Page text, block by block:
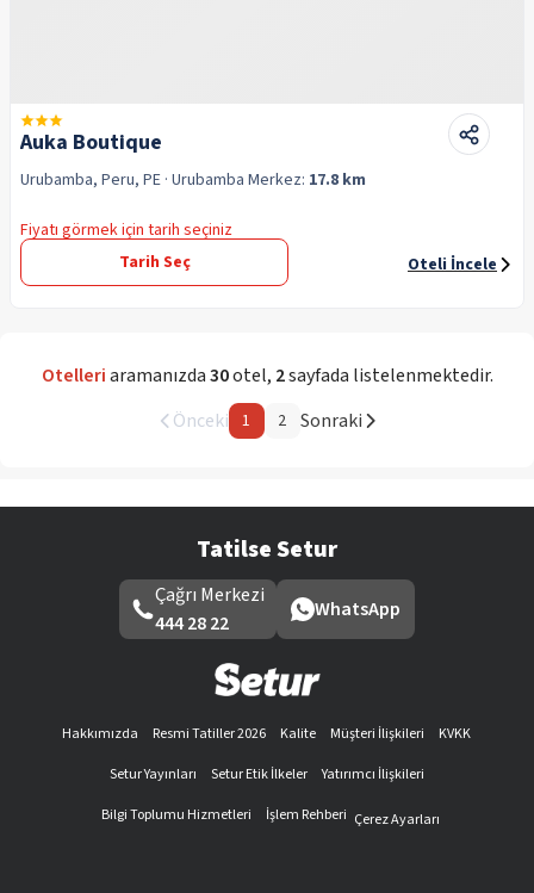
Auka Boutique
Urubamba, Peru, PE · Urubamba Merkez: 17.8 km
Fiyatı görmek için tarih seçiniz
Tarih Seç
Oteli İncele
Otelleriaramanızda30otel, 2sayfada listelenmektedir.
Önceki 1 2 Sonraki
Tatilse Setur
Çağrı Merkezi
444 28 22
WhatsApp
Hakkımızda Resmi Tatiller 2026 Kalite Müşteri İlişkileri
KVKK
Setur Yayınları
Setur Etik İlkeler
Yatırımcı İlişkileri
Bilgi Toplumu Hizmetleri
İşlem Rehberi Çerez Ayarları